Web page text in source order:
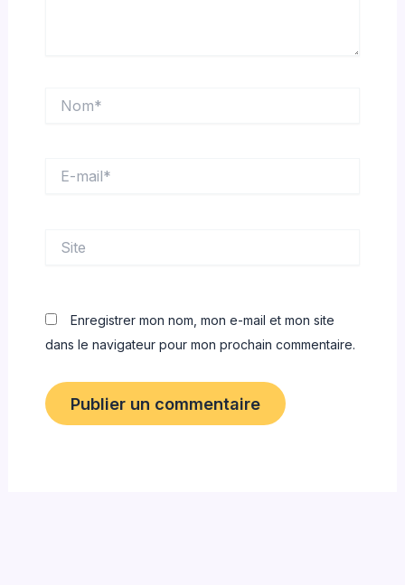
mail*
Enregistrer mon nom, mon e-mail et mon site
dans le navigateur pour mon prochain commentaire.